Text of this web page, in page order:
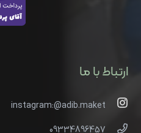
ارتباط با ما
instagram:@adib.maket
09334896457